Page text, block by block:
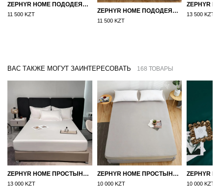
ZEPHYR HOME ПОДОДЕЯЛЬНИК САТИН 160×210 СИНИЙ
11 500 KZT ZEPHYR HOME ПОДОДЕЯЛЬНИК САТИН 160×210 СЕРЫЙ
11 500 KZT
13 500 KZT
ВАС ТАКЖЕ МОГУТ ЗАИНТЕРЕСОВАТЬ 168 ТОВАРЫ
ZEPHYR HOME ПРОСТЫНЯ НА РЕЗИНКЕ ЕГИПЕТСКИЙ ХЛОПОК 160X200 БЕЛЫЙ
13 000 KZT
ZEPHYR HOME ПРОСТЫНЯ НА РЕЗИНКЕ 160Х200, САТИН, СЕРЫЙ
10 000 KZT 10 000 KZT